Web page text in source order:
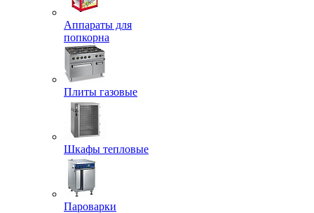
Аппараты для
попкорна
Плиты газовые
Шкафы тепловые
Пароварки